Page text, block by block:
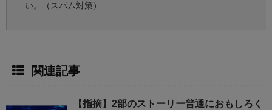
い。（スパム対策）
関連記事
【指摘】2部のストーリー普通におもしろく